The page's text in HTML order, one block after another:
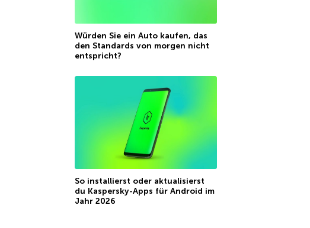
Würden Sie ein Auto kaufen, das
den Standards von morgen nicht
entspricht?
So installierst oder aktualisierst
du Kaspersky-Apps für Android im
Jahr 2026